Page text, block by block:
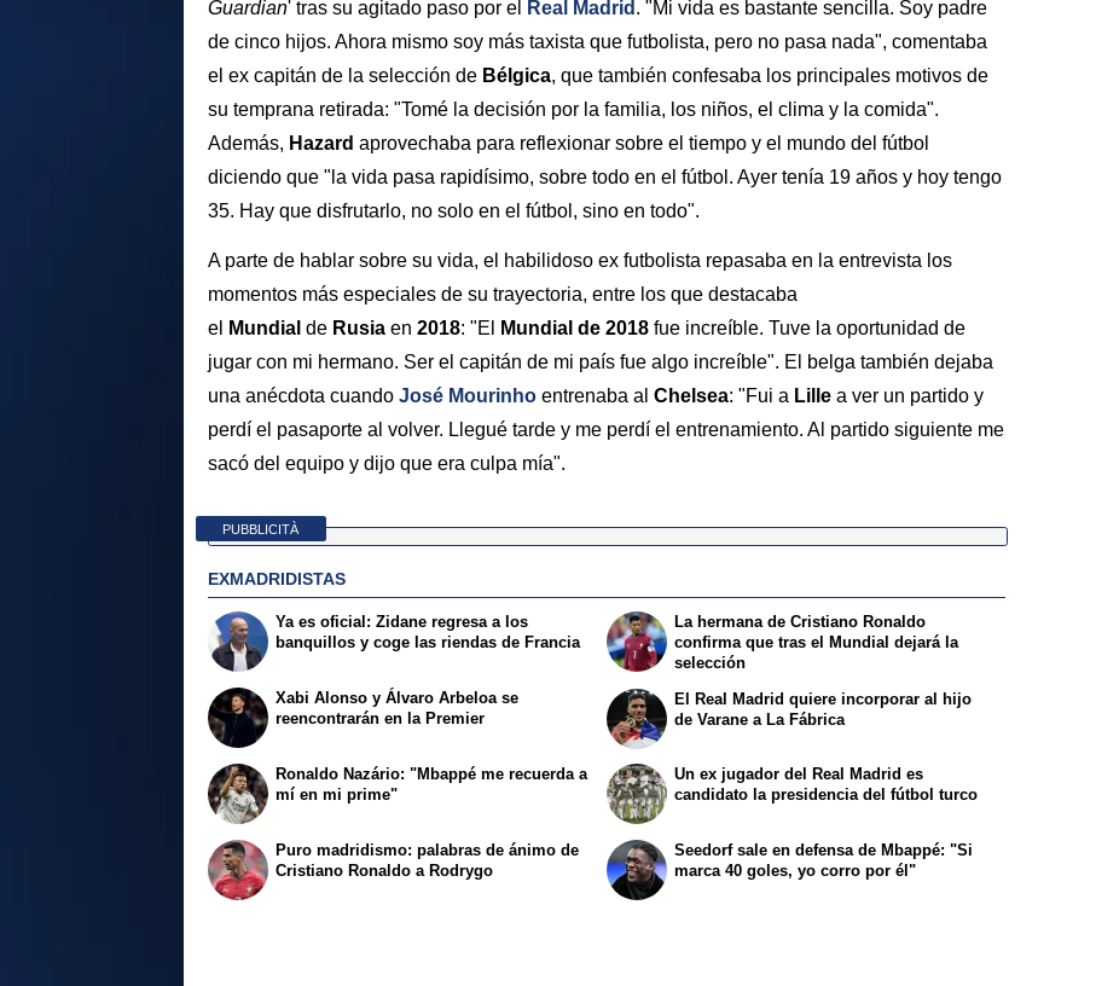
Guardian' tras su agitado paso por el Real Madrid . "Mi vida es bastante sencilla. Soy padre
de cinco hijos. Ahora mismo soy más taxista que futbolista, pero no pasa nada", comentaba
el ex capitán de la selección de Bélgica, que también confesaba los principales motivos de
su temprana retirada: "Tomé la decisión por la familia, los niños, el clima y la comida".
Además, Hazard aprovechaba para reflexionar sobre el tiempo y el mundo del fútbol
diciendo que "la vida pasa rapidísimo, sobre todo en el fútbol. Ayer tenía 19 años y hoy tengo
35. Hay que disfrutarlo, no solo en el fútbol, sino en todo".
A parte de hablar sobre su vida, el habilidoso ex futbolista repasaba en la entrevista los
momentos más especiales de su trayectoria, entre los que destacaba
el
Mundial de Rusia en 2018: "El Mundial de 2018 fue increíble. Tuve la oportunidad de
jugar con mi hermano. Ser el capitán de mi país fue algo increíble". El belga también dejaba
una anécdota cuando José Mourinho entrenaba al Chelsea: "Fui a Lille a ver un partido y
perdí el pasaporte al volver. Llegué tarde y me perdí el entrenamiento. Al partido siguiente me
sacó del equipo y dijo que era culpa mía".
PUBBLICITÀ
EXMADRIDISTAS
Ya es oficial: Zidane regresa a los
banquillos y coge las riendas de Francia
Xabi Alonso y Álvaro Arbeloa se
reencontrarán en la Premier
La hermana de Cristiano Ronaldo
confirma que tras el Mundial dejará la
selección
El Real Madrid quiere incorporar al hijo
de Varane a La Fábrica
Ronaldo Nazário: "Mbappé me recuerda a
mí en mi prime"
Puro madridismo: palabras de ánimo de
Cristiano Ronaldo a Rodrygo
Un ex jugador del Real Madrid es
candidato la presidencia del fútbol turco
Seedorf sale en defensa de Mbappé: "Si
marca 40 goles, yo corro por él"